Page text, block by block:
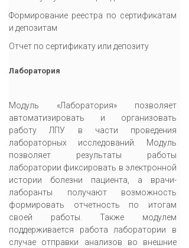
Формирование реестра по сертификатам
и депозитам
Отчет по сертификату или депозиту
Лаборатория
Модуль «Лаборатория» позволяет
автоматизировать и организовать
работу ЛПУ в части проведения
лабораторных исследований. Модуль
позволяет результаты работы
лаборатории фиксировать в электронной
истории болезни пациента, а врачи-
лаборанты получают возможность
формировать отчетность по итогам
своей работы. Также модулем
поддерживается работа лаборатории в
случае отправки анализов во внешние